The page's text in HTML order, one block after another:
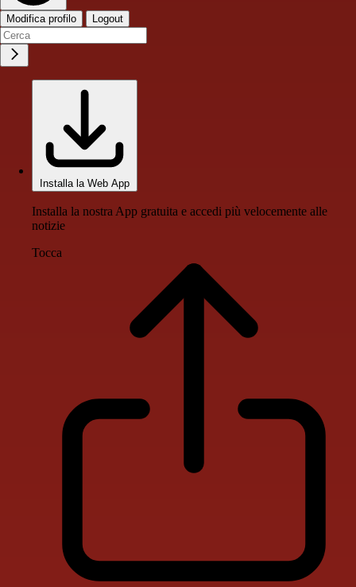
Modifica profilo Logout
Installa la Web App
Installa la nostra App gratuita e accedi più velocemente alle
notizie
Tocca